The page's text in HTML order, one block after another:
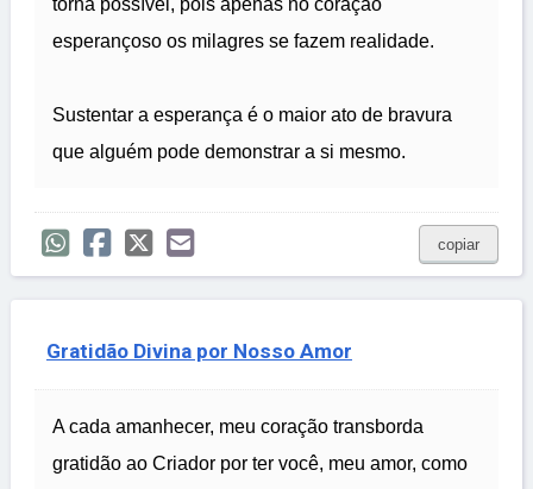
torna possível, pois apenas no coração
esperançoso os milagres se fazem realidade.
Sustentar a esperança é o maior ato de bravura
que alguém pode demonstrar a si mesmo.
copiar
Gratidão Divina por Nosso Amor
A cada amanhecer, meu coração transborda
gratidão ao Criador por ter você, meu amor, como